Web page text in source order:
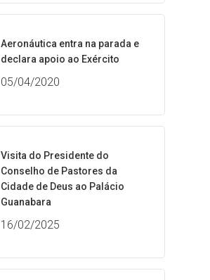
Aeronáutica entra na parada e
declara apoio ao Exército
05/04/2020
Visita do Presidente do
Conselho de Pastores da
Cidade de Deus ao Palácio
Guanabara
16/02/2025